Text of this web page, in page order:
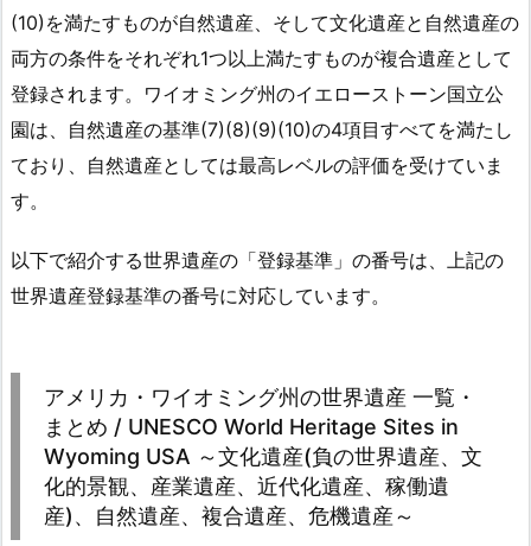
(10)を満たすものが自然遺産、そして文化遺産と自然遺産の
両方の条件をそれぞれ1つ以上満たすものが複合遺産として
登録されます。ワイオミング州のイエローストーン国立公
園は、自然遺産の基準(7)(8)(9)(10)の4項目すべてを満たし
ており、自然遺産としては最高レベルの評価を受けていま
す。
以下で紹介する世界遺産の「登録基準」の番号は、上記の
世界遺産登録基準の番号に対応しています。
アメリカ・ワイオミング州の世界遺産 一覧・
まとめ / UNESCO World Heritage Sites in
Wyoming USA ～文化遺産(負の世界遺産、文
化的景観、産業遺産、近代化遺産、稼働遺
産)、自然遺産、複合遺産、危機遺産～